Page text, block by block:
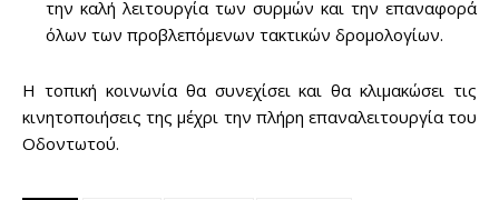
την καλή λειτουργία των συρμών και την επαναφορά
όλων των προβλεπόμενων τακτικών δρομολογίων.
Η τοπική κοινωνία θα συνεχίσει και θα κλιμακώσει τις
κινητοποιήσεις της μέχρι την πλήρη επαναλειτουργία του
Οδοντωτού.